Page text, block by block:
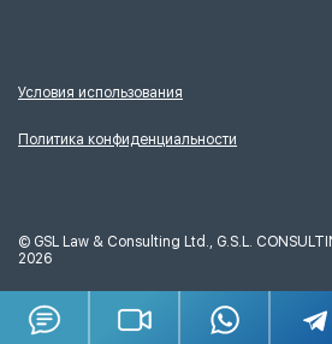
Условия использования
Политика конфиденциальности
© GSL Law & Consulting Ltd., G.S.L.
2026